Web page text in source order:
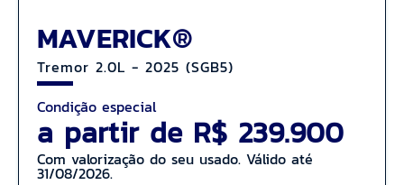
MAVERICK®
Tremor 2.0L - 2025 (SGB5)
Condição especial
a partir de R$ 239.900
Com valorização do seu usado. Válido até
31/08/2026.